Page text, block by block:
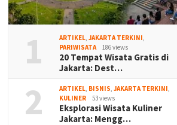
1 ARTIKEL ,JAKARTA TERKINI
PARIWISATA
186 views
20 Tempat Wisata Gratis di
Jakarta: Dest…
2 ARTIKEL BISNIS ,JAKARTA TERKINI
KULINER
53 views
Eksplorasi Wisata Kuliner
Jakarta: Mengg…